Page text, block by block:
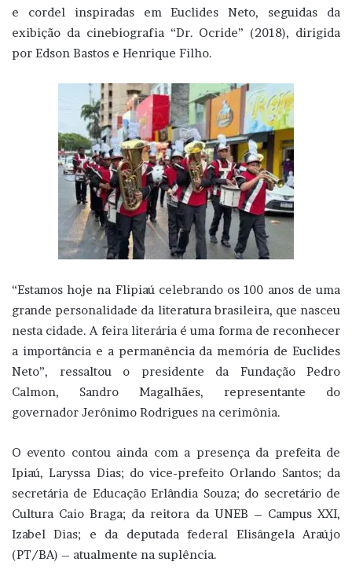
e cordel inspiradas em Euclides Neto, seguidas da
exibição da cinebiografia “Dr. Ocride” (2018), dirigida
por Edson Bastos e Henrique Filho.
“Estamos hoje na Flipiaú celebrando os 100 anos de uma
grande personalidade da literatura brasileira, que nasceu
nesta cidade. A feira literária é uma forma de reconhecer
a importância e a permanência da memória de Euclides
Neto”, ressaltou o presidente da Fundação Pedro
Calmon, Sandro Magalhães, representante do
governador Jerônimo Rodrigues na cerimônia.
O evento contou ainda com a presença da prefeita de
Ipiaú, Laryssa Dias; do vice-prefeito Orlando Santos; da
secretária de Educação Erlândia Souza; do secretário de
Cultura Caio Braga; da reitora da UNEB – Campus XXI,
Izabel Dias; e da deputada federal Elisângela Araújo
(PT/BA) – atualmente na suplência.